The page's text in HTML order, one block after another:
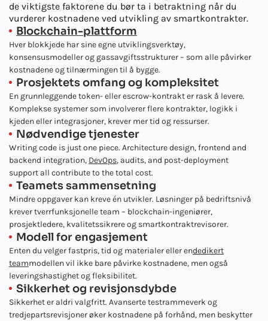
de viktigste faktorene du bør ta i betraktning når du
vurderer kostnadene ved utvikling av smartkontrakter.
Blockchain-plattform
Hver blokkjede har sine egne utviklingsverktøy,
konsensusmodeller og gassavgiftsstrukturer – som alle påvirker
kostnadene og tilnærmingen til å bygge.
Prosjektets omfang og kompleksitet
En grunnleggende token- eller escrow-kontrakt er rask å levere.
Komplekse systemer som involverer flere kontrakter, logikk i
kjeden eller integrasjoner, krever mer tid og ressurser.
Nødvendige tjenester
Writing code is just one piece. Architecture design, frontend and
backend integration, DevOps, audits, and post-deployment
support all contribute to the total cost.
Teamets sammensetning
Mindre oppgaver kan kreve én utvikler. Løsninger på bedriftsnivå
krever tverrfunksjonelle team – blockchain-ingeniører,
prosjektledere, kvalitetssikrere og smartkontraktrevisorer.
Modell for engasjement
Enten du velger fastpris, tid og materialer eller endedikert
teammodellen vil ikke bare påvirke kostnadene, men også
leveringshastighet og fleksibilitet.
Sikkerhet og revisjonsdybde
Sikkerhet er aldri valgfritt. Avanserte testrammeverk og
tredjepartsrevisjoner øker kostnadene på forhånd, men beskytter